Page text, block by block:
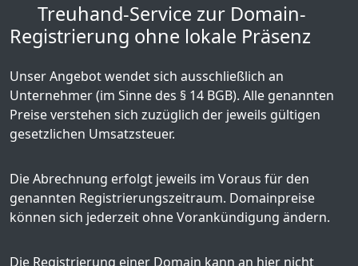
Treuhand-Service zur Domain-
Registrierung ohne lokale Präsenz
Unser Angebot wendet sich ausschließlich an
Unternehmer (im Sinne des § 14 BGB). Alle genannten
Preise verstehen sich zuzüglich der jeweils gültigen
gesetzlichen Umsatzsteuer.
Die Abrechnung erfolgt jeweils im Voraus für den
genannten Registrierungszeitraum. Domainpreise
können sich jederzeit ohne Vorankündigung ändern.
Die Registrierung einer Domain kann an hier nicht